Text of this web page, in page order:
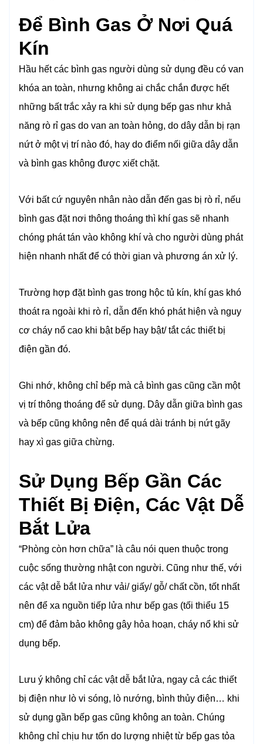
Để Bình Gas Ở Nơi Quá
Kín
Hầu hết các bình gas người dùng sử dụng đều có van
khóa an toàn, nhưng không ai chắc chắn được hết
những bất trắc xảy ra khi sử dụng bếp gas như khả
năng rò rỉ gas do van an toàn hỏng, do dây dẫn bị rạn
nứt ở một vị trí nào đó, hay do điểm nối giữa dây dẫn
và bình gas không được xiết chặt.
Với bất cứ nguyên nhân nào dẫn đến gas bị rò rỉ, nếu
bình gas đặt nơi thông thoáng thì khí gas sẽ nhanh
chóng phát tán vào không khí và cho người dùng phát
hiện nhanh nhất để có thời gian và phương án xử lý.
Trường hợp đặt bình gas trong hộc tủ kín, khí gas khó
thoát ra ngoài khi rò rỉ, dẫn đến khó phát hiện và nguy
cơ cháy nổ cao khi bật bếp hay bật/ tắt các thiết bị
điện gần đó.
Ghi nhớ, không chỉ bếp mà cả bình gas cũng cần một
vị trí thông thoáng để sử dụng. Dây dẫn giữa bình gas
và bếp cũng không nên để quá dài tránh bị nứt gãy
hay xì gas giữa chừng.
Sử Dụng Bếp Gần Các
Thiết Bị Điện, Các Vật Dễ
Bắt Lửa
“Phòng còn hơn chữa” là câu nói quen thuộc trong
cuộc sống thường nhật con người. Cũng như thế, với
các vật dễ bắt lửa như vải/ giấy/ gỗ/ chất cồn, tốt nhất
nên để xa nguồn tiếp lửa như bếp gas (tối thiểu 15
cm) để đảm bảo không gây hỏa hoạn, cháy nổ khi sử
dụng bếp.
Lưu ý không chỉ các vật dễ bắt lửa, ngay cả các thiết
bị điện như lò vi sóng, lò nướng, bình thủy điện… khi
sử dụng gần bếp gas cũng không an toàn. Chúng
không chỉ chịu hư tổn do lượng nhiệt từ bếp gas tỏa